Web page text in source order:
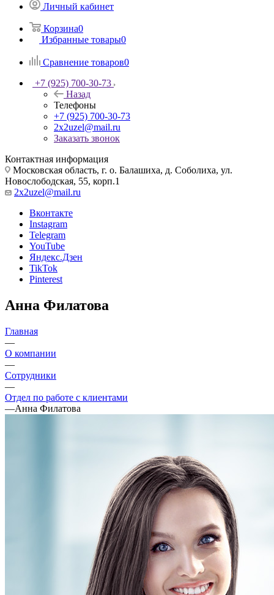
Личный кабинет
Корзина0
Избранные товары0
Сравнение товаров0
+7 (925) 700-30-73
Назад
Телефоны
+7 (925) 700-30-73
2x2uzel@mail.ru
Заказать звонок
Контактная информация
Московская область, г. о. Балашиха, д. Соболиха, ул.
Новослободская, 55, корп.1
2x2uzel@mail.ru
Вконтакте
Instagram
Telegram
YouTube
Яндекс.Дзен
TikTok
Pinterest
Анна Филатова
Главная
—
О компании
—
Сотрудники
—
Отдел по работе с клиентами
—Анна Филатова